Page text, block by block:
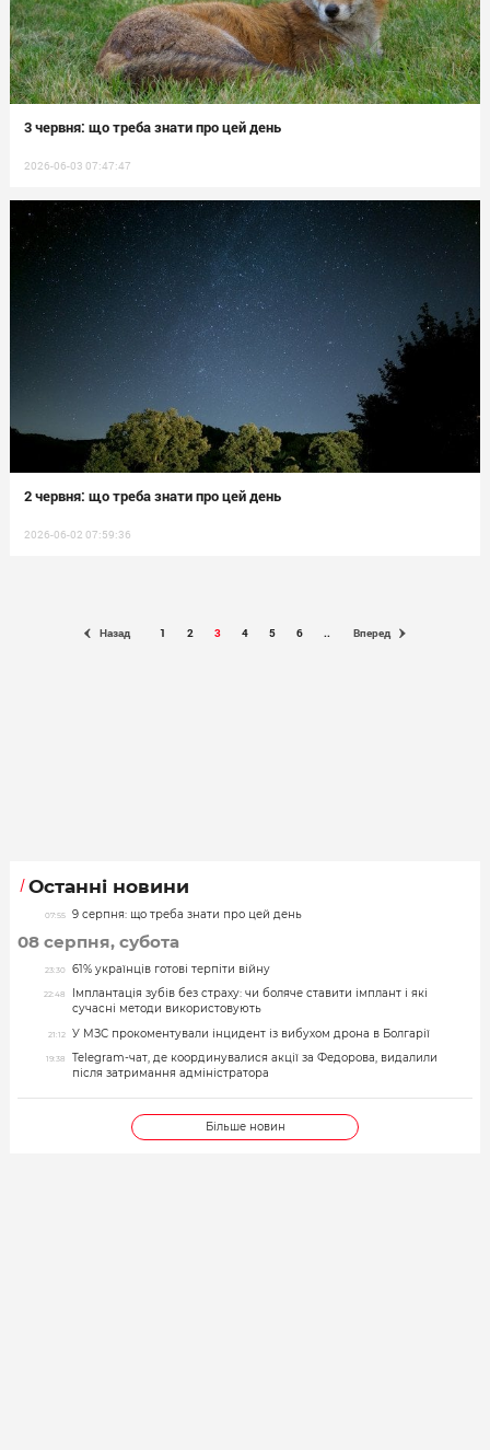
3 червня: що треба знати про цей день
2026-06-03 07:47:47
2 червня: що треба знати про цей день
2026-06-02 07:59:36
Назад 1 2 3 4 5 6 .. Вперед
Останні новини
07:55 9 серпня: що треба знати про цей день
08 серпня, субота
23:30 61% українців готові терпіти війну
22:48
Імплантація зубів без страху: чи боляче ставити імплант і які
сучасні методи використовують
21:12 У МЗС прокоментували інцидент із вибухом дрона в Болгарії
19:38
Telegram-чат, де координувалися акції за Федорова, видалили
після затримання адміністратора
Більше новин